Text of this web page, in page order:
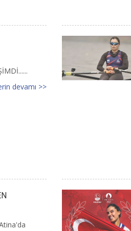
devamı >>